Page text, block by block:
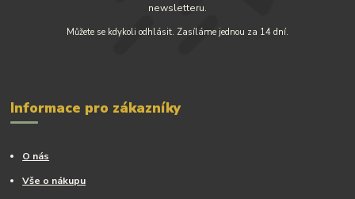
newsletteru.
Můžete se kdykoli odhlásit. Zasíláme jednou za 14 dní.
Informace pro zákazníky
O nás
Vše o nákupu